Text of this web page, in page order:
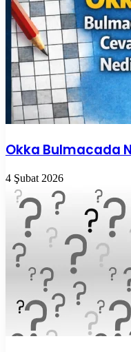
Okka Bulmacada
4 Şubat 2026